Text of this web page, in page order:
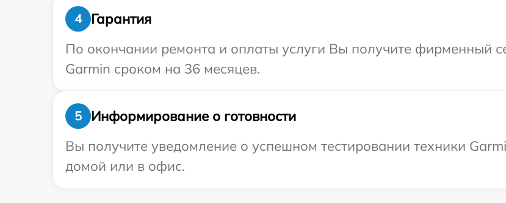
4
Гарантия
По окончании ремонта и оплаты услуги Вы получите фирменный
Garmin сроком на 36 месяцев.
5
Информирование о готовности
Вы получите уведомление о успешном тестировании техники
домой или в офис.